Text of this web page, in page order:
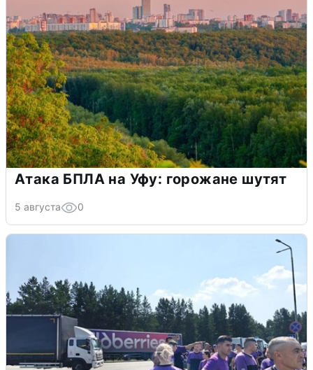
Атака БПЛА на Уфу: горожане шутят
5 августа 0